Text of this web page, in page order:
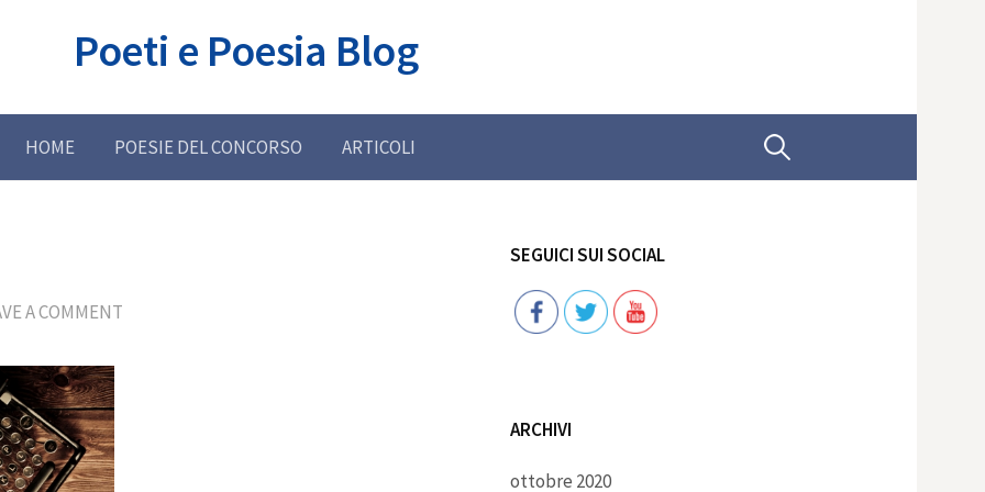
Poeti e Poesia Blog
HOME POESIE DEL CONCORSO ARTICOLI Ricerca
A COMMENT
SEGUICI SUI SOCIAL
Follow
ARCHIVI
ottobre 2020